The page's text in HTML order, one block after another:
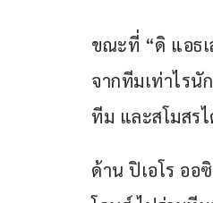
ขณะที่ “ดิ แอธเ
จากทีมเท่าไรนั
ทีม และสโมสร
ด้าน ปิเอโร ออ